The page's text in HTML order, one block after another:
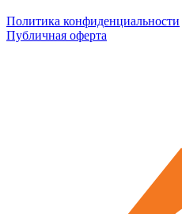
Политика конфиденциальности
Публичная оферта